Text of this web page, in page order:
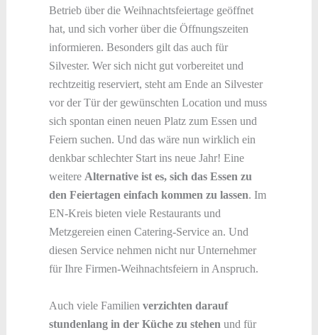
Betrieb über die Weihnachtsfeiertage geöffnet
hat, und sich vorher über die Öffnungszeiten
informieren. Besonders gilt das auch für
Silvester. Wer sich nicht gut vorbereitet und
rechtzeitig reserviert, steht am Ende an Silvester
vor der Tür der gewünschten Location und muss
sich spontan einen neuen Platz zum Essen und
Feiern suchen. Und das wäre nun wirklich ein
denkbar schlechter Start ins neue Jahr! Eine
weitere Alternative ist es, sich das Essen zu
den Feiertagen einfach kommen zu lassen. Im
EN-Kreis bieten viele Restaurants und
Metzgereien einen Catering-Service an. Und
diesen Service nehmen nicht nur Unternehmer
für Ihre Firmen-Weihnachtsfeiern in Anspruch.
Auch viele Familien verzichten darauf
stundenlang in der Küche zu stehen und für